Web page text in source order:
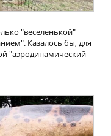
"веселенькой"
Казалось бы, для
"аэродинамический